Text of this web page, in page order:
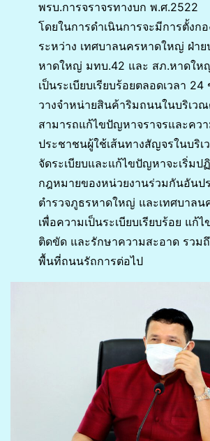
พรบ.การจราจรทางบก พ.ศ.2522
โดยในการดำเนินการจะมีการตั้งก
ระหว่าง เทศบาลนครหาดใหญ่ ฝ่าย
หาดใหญ่ มทบ.42 และ สภ.หาดให
เป็นระเบียบเรียบร้อยตลอดเวลา
วางจำหน่ายสินค้าริมถนนในบริเว
สามารถแก้ไขปัญหาจราจรและคว
ประชาชนผู้ใช้เส้นทางสัญจรในบริ
จัดระเบียบและแก้ไขปัญหาจะเริ่มป
กฎหมายของหน่วยงานร่วมกันอันป
ตำรวจภูธรหาดใหญ่ และเทศบาล
เพื่อความเป็นระเบียบเรียบร้อย แก้
ติดขัด และรักษาความสะอาด รวม
พื้นที่ถนนรัถการต่อไป